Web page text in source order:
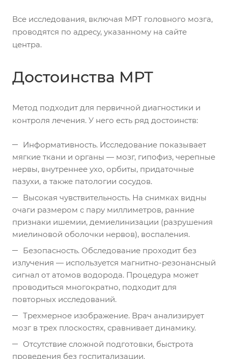
Все исследования, включая МРТ головного мозга,
проводятся по адресу, указанному на сайте
центра.
Достоинства МРТ
Метод подходит для первичной диагностики и
контроля лечения. У него есть ряд достоинств:
Информативность. Исследование показывает
мягкие ткани и органы — мозг, гипофиз, черепные
нервы, внутреннее ухо, орбиты, придаточные
пазухи, а также патологии сосудов.
Высокая чувствительность. На снимках видны
очаги размером с пару миллиметров, ранние
признаки ишемии, демиелинизации (разрушения
миелиновой оболочки нервов), воспаления.
Безопасность. Обследование проходит без
излучения — используется магнитно-резонансный
сигнал от атомов водорода. Процедура может
проводиться многократно, подходит для
повторных исследований.
Трехмерное изображение. Врач анализирует
мозг в трех плоскостях, сравнивает динамику.
Отсутствие сложной подготовки, быстрота
проведения без госпитализации.